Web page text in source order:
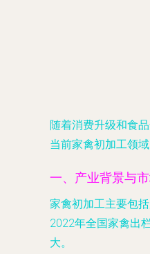
随着消费升级和食
当前家禽初加工领
一、产业背景与
家禽初加工主要包
2022年全国家禽出
大。